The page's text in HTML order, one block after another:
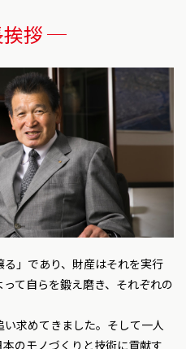
拶 ─
」であり、財産はそれを実行
て自らを鍛え磨き、それぞれの
求めてきました。そして一人
のモノづくりと技術に貢献す